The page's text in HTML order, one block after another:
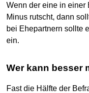
Wenn der eine in einer
Minus rutscht, dann
bei Ehepartnern sollte
ein.
Wer kann besser
Fast die Hälfte der